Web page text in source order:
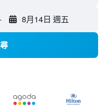
8月14日 週五